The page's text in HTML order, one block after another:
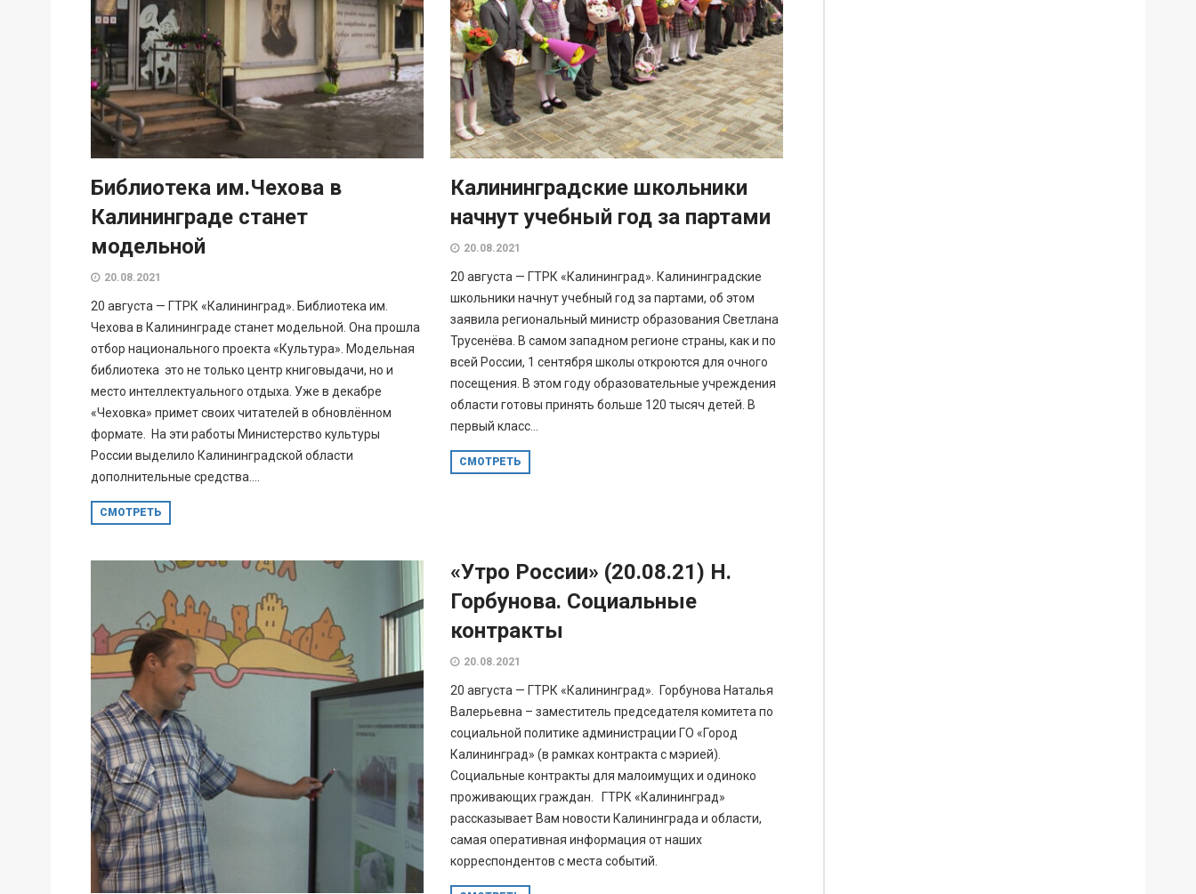
Библиотека им.Чехова в
Калининграде станет
модельной
20.08.2021
20 августа — ГТРК «Калининград». Библиотека им.
Чехова в Калининграде станет модельной. Она прошла
отбор национального проекта «Культура». Модельная
библиотека это не только центр книговыдачи, но и
место интеллектуального отдыха. Уже в декабре
«Чеховка» примет своих читателей в обновлённом
формате. На эти работы Министерство культуры
России выделило Калининградской области
дополнительные средства....
СМОТРЕТЬ
Калининградские школьники
начнут учебный год за партами
20.08.2021
20 августа — ГТРК «Калининград». Калининградские
школьники начнут учебный год за партами, об этом
заявила региональный министр образования Светлана
Трусенёва. В самом западном регионе страны, как и по
всей России, 1 сентября школы откроются для очного
посещения. В этом году образовательные учреждения
области готовы принять больше 120 тысяч детей. В
первый класс...
СМОТРЕТЬ
«Утро России» (20.08.21) Н.
Горбунова. Социальные
контракты
20.08.2021
20 августа — ГТРК «Калининград». Горбунова Наталья
Валерьевна – заместитель председателя комитета по
социальной политике администрации ГО «Город
Калининград» (в рамках контракта с мэрией).
Социальные контракты для малоимущих и одиноко
проживающих граждан. ГТРК «Калининград»
рассказывает Вам новости Калининграда и области,
самая оперативная информация от наших
корреспондентов с места событий.